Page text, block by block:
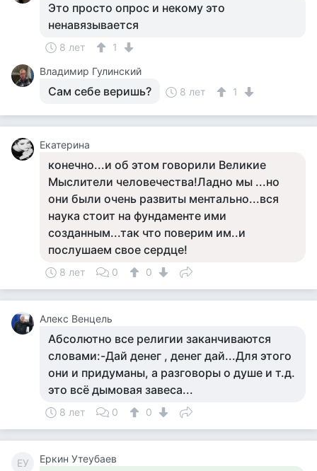
Это просто опрос и некому это
ненавязывается
8 лет
1
Владимир Гулинский
Сам себе веришь? 8 лет 1
Екатерина
конечно...и об этом говорили Великие
Мыслители человечества!Ладно мы ...но
они были очень развиты ментально...вся
наука стоит на фундаменте ими
созданным...так что поверим им..и
послушаем свое сердце!
8 лет 0 0
Алекс Венцель
Абсолютно все религии заканчиваются
словами:-Дай денег , денег дай...Для этого
они и придуманы, а разговоры о душе и т.д.
это всё дымовая завеса...
8 лет 0 0
ЕУ Еркин Утеубаев